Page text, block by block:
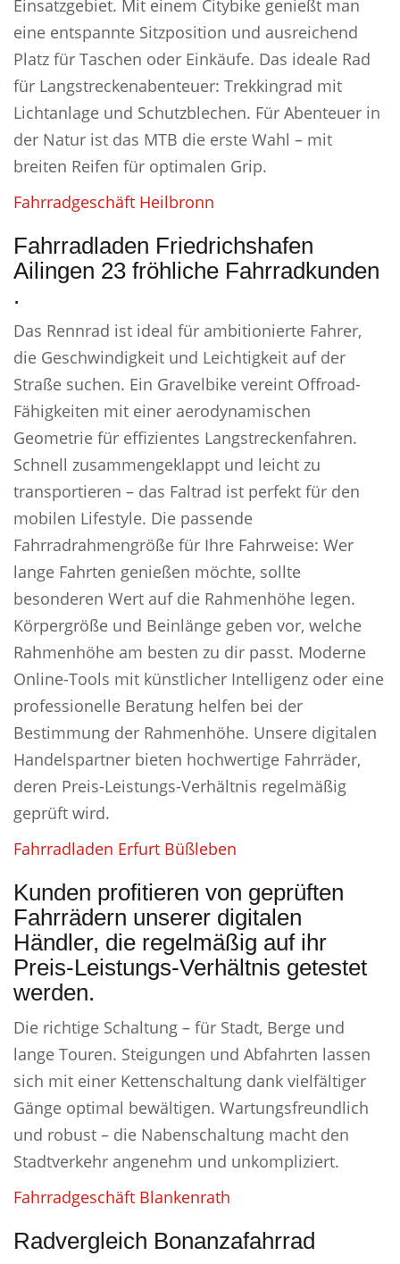
Einsatzgebiet. Mit einem Citybike genießt man
eine entspannte Sitzposition und ausreichend
Platz für Taschen oder Einkäufe. Das ideale Rad
für Langstreckenabenteuer: Trekkingrad mit
Lichtanlage und Schutzblechen. Für Abenteuer in
der Natur ist das MTB die erste Wahl – mit
breiten Reifen für optimalen Grip.
Fahrradgeschäft Heilbronn
Fahrradladen Friedrichshafen
Ailingen 23 fröhliche Fahrradkunden
.
Das Rennrad ist ideal für ambitionierte Fahrer,
die Geschwindigkeit und Leichtigkeit auf der
Straße suchen. Ein Gravelbike vereint Offroad-
Fähigkeiten mit einer aerodynamischen
Geometrie für effizientes Langstreckenfahren.
Schnell zusammengeklappt und leicht zu
transportieren – das Faltrad ist perfekt für den
mobilen Lifestyle. Die passende
Fahrradrahmengröße für Ihre Fahrweise: Wer
lange Fahrten genießen möchte, sollte
besonderen Wert auf die Rahmenhöhe legen.
Körpergröße und Beinlänge geben vor, welche
Rahmenhöhe am besten zu dir passt. Moderne
Online-Tools mit künstlicher Intelligenz oder eine
professionelle Beratung helfen bei der
Bestimmung der Rahmenhöhe. Unsere digitalen
Handelspartner bieten hochwertige Fahrräder,
deren Preis-Leistungs-Verhältnis regelmäßig
geprüft wird.
Fahrradladen Erfurt Büßleben
Kunden profitieren von geprüften
Fahrrädern unserer digitalen
Händler, die regelmäßig auf ihr
Preis-Leistungs-Verhältnis getestet
werden.
Die richtige Schaltung – für Stadt, Berge und
lange Touren. Steigungen und Abfahrten lassen
sich mit einer Kettenschaltung dank vielfältiger
Gänge optimal bewältigen. Wartungsfreundlich
und robust – die Nabenschaltung macht den
Stadtverkehr angenehm und unkompliziert.
Fahrradgeschäft Blankenrath
Radvergleich Bonanzafahrrad